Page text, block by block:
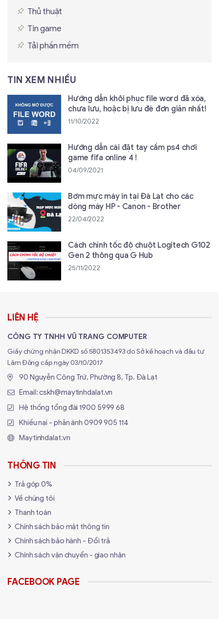
Thủ thuật
Tin game
Tải phần mềm
TIN XEM NHIỀU
Hướng dẫn khôi phục file word đã xóa,
chưa lưu, hoặc bị lưu đè đơn giản nhất!
11/10/2022
Hướng dẫn cài đặt tay cầm ps4 chơi
game fifa online 4 !
04/09/2021
Bơm mực máy in tại Đà Lạt cho các
dòng máy HP - Canon - Brother
22/04/2022
Cách chỉnh tốc độ chuột Logitech G102
Gen 2 thông qua G Hub
25/11/2022
LIÊN HỆ
CÔNG TY TNHH VŨ TRANG COMPUTER
Giấy chứng nhận DKKD số 5801353493 do Sở kế hoạch và đầu tư
Lâm Đồng cấp ngày 03/10/2017
90 Nguyễn Công Trứ, Phường 8, Tp. Đà Lạt
Email:cskh@maytinhdalat.vn
Hệ thống tổng đài1900 5999 68
Khiếu nại - phản ánh 0909 905 114
Maytinhdalat.vn
THÔNG TIN
Trả góp 0%
Về chúng tôi
Thanh toán
Chính sách bảo mật thông tin
Chính sách bảo hành - Đổi trả
Chính sách vận chuyển - giao nhận
FACEBOOK PAGE